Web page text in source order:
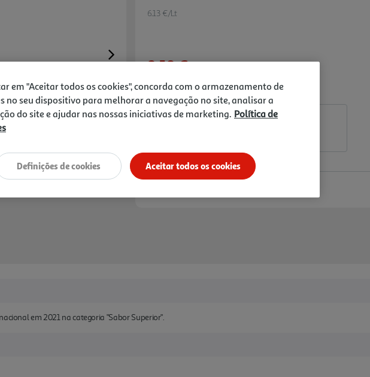
Next
6.13 €/Lt
9,19 €
Notas de preparação
em 2021 na categoria "Sabor Superior".
em "Aceitar todos os cookies", concorda com o armazenamento de
no seu dispositivo para melhorar a navegação no site, analisar a
do site e ajudar nas nossas iniciativas de marketing. Política de
Aceitar todos os cookies
Definições de cookies